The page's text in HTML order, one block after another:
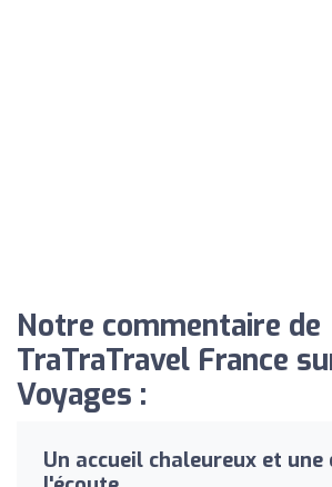
Notre commentaire de
TraTraTravel France
Voyages :
Un accueil chaleureux et une